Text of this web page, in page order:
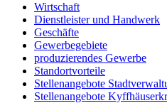
Wirtschaft
Dienstleister und Handwerk
Geschäfte
Gewerbegebiete
produzierendes Gewerbe
Standortvorteile
Stellenangebote
Stellenangebote